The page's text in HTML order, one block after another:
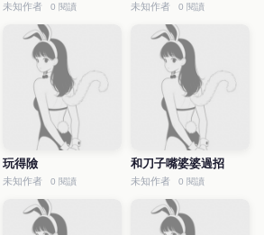
未知作者 0 閱讀 未知作者 0 閱讀
玩得險
未知作者 0 閱讀
和刀子嘴婆婆過招
未知作者 0 閱讀